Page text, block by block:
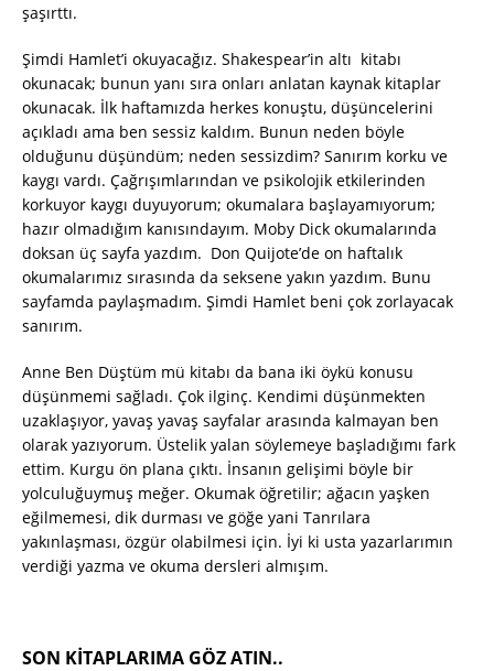
şaşırttı.
Şimdi Hamlet’i okuyacağız. Shakespear’in altı kitabı
okunacak; bunun yanı sıra onları anlatan kaynak kitaplar
okunacak. İlk haftamızda herkes konuştu, düşüncelerini
açıkladı ama ben sessiz kaldım. Bunun neden böyle
olduğunu düşündüm; neden sessizdim? Sanırım korku ve
kaygı vardı. Çağrışımlarından ve psikolojik etkilerinden
korkuyor kaygı duyuyorum; okumalara başlayamıyorum;
hazır olmadığım kanısındayım. Moby Dick okumalarında
doksan üç sayfa yazdım. Don Quijote’de on haftalık
okumalarımız sırasında da seksene yakın yazdım. Bunu
sayfamda paylaşmadım. Şimdi Hamlet beni çok zorlayacak
sanırım.
Anne Ben Düştüm mü kitabı da bana iki öykü konusu
düşünmemi sağladı. Çok ilginç. Kendimi düşünmekten
uzaklaşıyor, yavaş yavaş sayfalar arasında kalmayan ben
olarak yazıyorum. Üstelik yalan söylemeye başladığımı fark
ettim. Kurgu ön plana çıktı. İnsanın gelişimi böyle bir
yolculuğuymuş meğer. Okumak öğretilir; ağacın yaşken
eğilmemesi, dik durması ve göğe yani Tanrılara
yakınlaşması, özgür olabilmesi için. İyi ki usta yazarlarımın
verdiği yazma ve okuma dersleri almışım.
SON KITAPLARIMA GÖZ ATIN..